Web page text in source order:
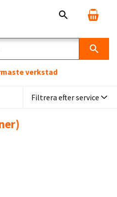
verkstad
Filtrera efter service